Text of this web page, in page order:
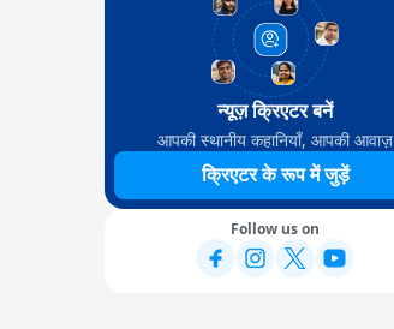
न्यूज़ क्रिएटर बनें
आपकी स्थानीय कहानियाँ, आपकी आवाज़
क्रिएटर के रूप में जुड़ें
Follow us on